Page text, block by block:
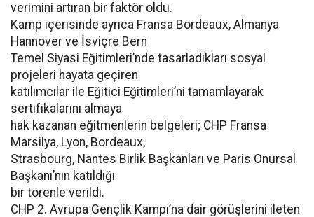
verimini artıran bir faktör oldu.
Kamp içerisinde ayrıca Fransa Bordeaux, Almanya
Hannover ve İsviçre Bern
Temel Siyasi Eğitimleri’nde tasarladıkları sosyal
projeleri hayata geçiren
katılımcılar ile Eğitici Eğitimleri’ni tamamlayarak
sertifikalarını almaya
hak kazanan eğitmenlerin belgeleri; CHP Fransa
Marsilya, Lyon, Bordeaux,
Strasbourg, Nantes Birlik Başkanları ve Paris Onursal
Başkanı’nın katıldığı
bir törenle verildi.
CHP 2. Avrupa Gençlik Kampı’na dair görüşlerini ileten